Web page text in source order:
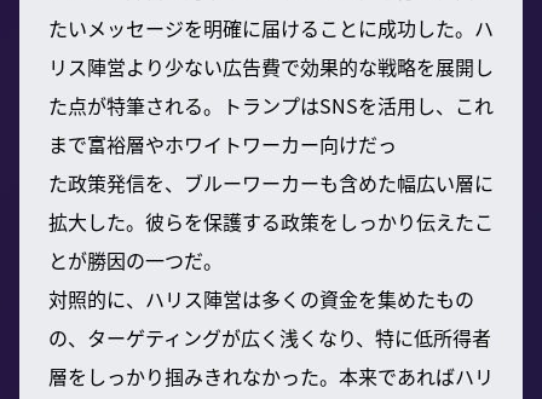
たいメッセージを明確に届けることに成功した。ハ
リス陣営より少ない広告費で効果的な戦略を展開し
た点が特筆される。トランプはSNSを活用し、これ
まで富裕層やホワイトワーカー向けだっ
た政策発信を、ブルーワーカーも含めた幅広い層に
拡大した。彼らを保護する政策をしっかり伝えたこ
とが勝因の一つだ。
対照的に、ハリス陣営は多くの資金を集めたもの
の、ターゲティングが広く浅くなり、特に低所得者
層をしっかり掴みきれなかった。本来であればハリ